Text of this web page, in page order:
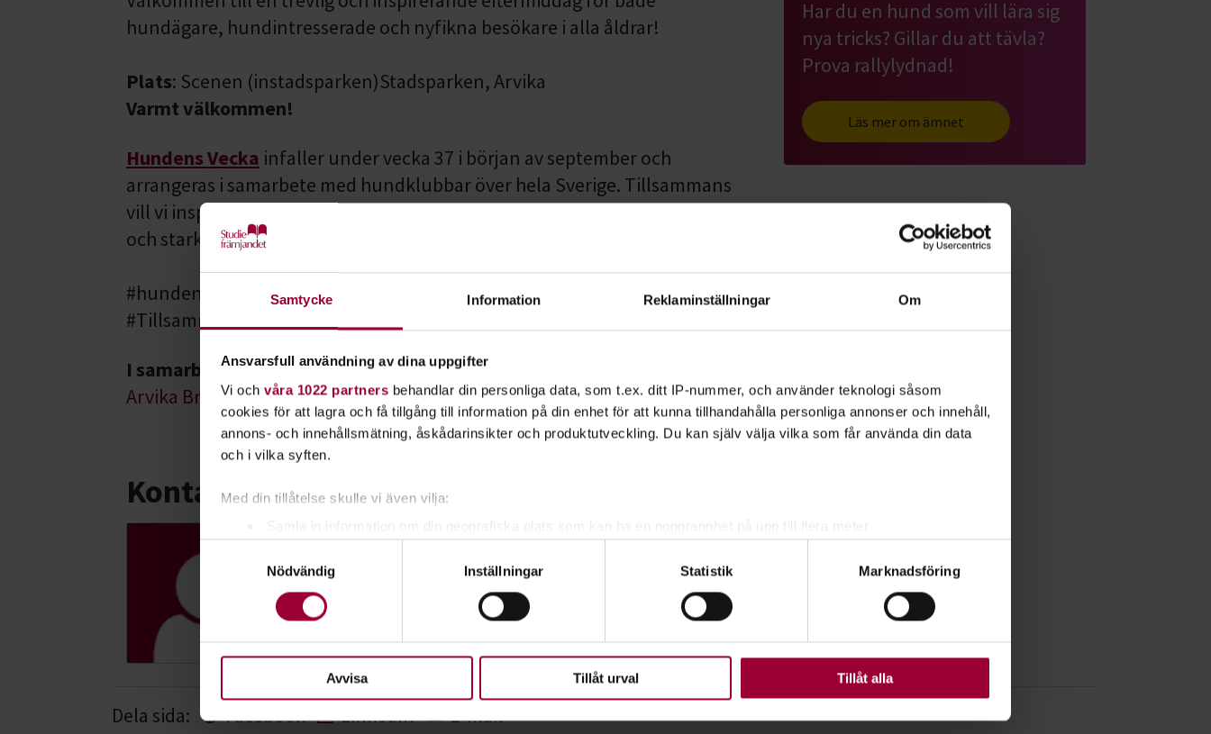
Samtycke Information Reklaminställningar Om
Ansvarsfull användning av dina uppgifter
Vi och våra 1022 partners behandlar din personliga data, som t.ex. ditt IP-nummer, och använder teknologi såsom
cookies för att lagra och få tillgång till information på din enhet för att kunna tillhandahålla personliga annonser och innehåll,
annons- och innehållsmätning, åskådarinsikter och produktutveckling. Du kan själv välja vilka som får använda din data
och i vilka syften.
Med din tillåtelse skulle vi även vilja:
Samla in information om din geografiska plats som kan ha en noggrannhet på upp till flera meter
Ta reda på mer om hur dina personliga uppgifter behandlas och ställ in dina preferenser i
detaljsektionen . Du kan ändra
eller dra tillbaka ditt samtycke när som helst från cookie-förklaringen.
För att du ska få en så bra upplevelse som möjligt använder vi kakor (cookies) på vår webbplats. Vissa kakor är
Nödvändig
Inställningar Statistik Marknadsföring
Avvisa Tillåt urval Tillåt alla
hundägare, hundintresserade och nyfikna besökare i alla åldrar!
Plats: Scenen (instadsparken)Stadsparken, Arvika
Varmt välkommen!
Hundens Vecka infaller under vecka 37 i början av september och
arrangeras i samarbete med hundklubbar över hela Sverige. Tillsammans
vill vi inspirera till ett aktivt och roligt liv med hund – för en bättre folkhälsa
och starkare gemenskap!
#hundensvecka
#TillsammansKanViMer
I samarbete med
Arvika Brukshundklubb
Kontakt
Hans Jonsson
Sektionschef
Skicka e-post
Har du en hund som vill lära sig
nya tricks? Gillar du att tävla?
Prova rallylydnad!
Läs mer om ämnet
Dela sida: Facebook LinkedIn E-mail